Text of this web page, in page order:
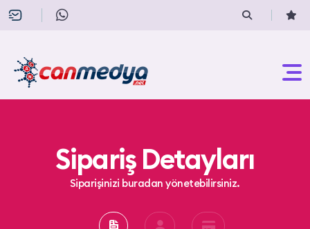
Sipariş Detayları
Siparişinizi buradan yönetebilirsiniz.